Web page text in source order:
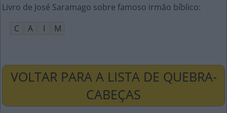
Livro de José Saramago sobre famoso irmão bíblico:
C
A I M
VOLTAR PARA A LISTA DE QUEBRA-
CABEÇAS